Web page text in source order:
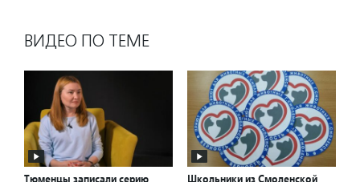
ВИДЕО ПО ТЕМЕ
Тюменцы записали серию Школьники из Смоленской